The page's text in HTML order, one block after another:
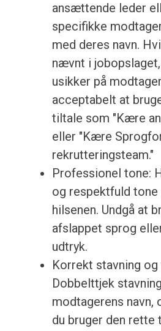
ansættende leder
specifikke
med deres navn.
nævnt i
usikker på
acceptabelt at
tiltale som "Kære
eller "Kære
rekrutteringsteam."
Professionel tone:
og respektfuld tone
hilsenen. Undgå at
afslappet sprog
udtryk.
Korrekt stavning
Dobbelttjek
modtagerens navn,
du bruger den rette